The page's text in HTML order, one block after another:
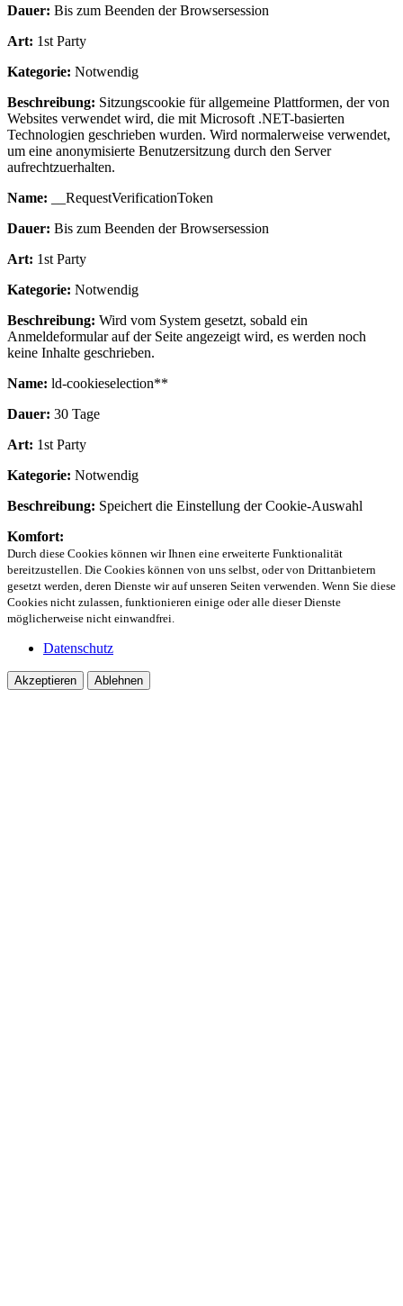
Dauer: Bis zum Beenden der Browsersession
Art: 1st Party
Kategorie: Notwendig
Beschreibung: Sitzungscookie für allgemeine Plattformen, der von
Websites verwendet wird, die mit Microsoft .NET-basierten
Technologien geschrieben wurden. Wird normalerweise verwendet,
um eine anonymisierte Benutzersitzung durch den Server
aufrechtzuerhalten.
Name: __RequestVerificationToken
Dauer: Bis zum Beenden der Browsersession
Art: 1st Party
Kategorie: Notwendig
Beschreibung: Wird vom System gesetzt, sobald ein
Anmeldeformular auf der Seite angezeigt wird, es werden noch
keine Inhalte geschrieben.
Name: ld-cookieselection**
Dauer: 30 Tage
Art: 1st Party
Kategorie: Notwendig
Beschreibung: Speichert die Einstellung der Cookie-Auswahl
Komfort:
Durch diese Cookies können wir Ihnen eine erweiterte Funktionalität
bereitzustellen. Die Cookies können von uns selbst, oder von Drittanbietern
gesetzt werden, deren Dienste wir auf unseren Seiten verwenden. Wenn Sie diese
Cookies nicht zulassen, funktionieren einige oder alle dieser Dienste
möglicherweise nicht einwandfrei.
Datenschutz
Akzeptieren Ablehnen